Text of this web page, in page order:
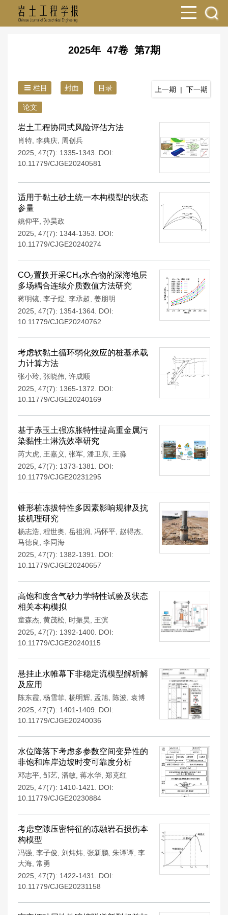
2025年 47卷 第7期
栏目 封面 目录 上一期 | 下一期
论文
岩土工程协同式风险评估方法
肖特 李典庆
周创兵
2025, 47(7): 1335-1343.
DOI:
10.11779/CJGE20240581
适用于黏土砂土统一本构模型的状态
参量
姚仰平 孙昊政
2025, 47(7): 1344-1353.
DOI:
10.11779/CJGE20240274
CO2置换开采CH 4水合物的深海地层
多场耦合连续介质数值方法研究
蒋明镜 李子煜 李承超
姜朋明
2025, 47(7): 1354-1364. DOI:
10.11779/CJGE20240762
考虑软黏土循环弱化效应的桩基承载
力计算方法
张小玲 张晓伟 许成顺
2025, 47(7): 1365-1372.
DOI:
10.11779/CJGE20240169
基于赤玉土强冻胀特性提高重金属污
染黏性土淋洗效率研究
芮大虎 王嘉义 张军 潘卫东 王淼
2025, 47(7): 1373-1381.
DOI:
10.11779/CJGE20231295
锥形桩冻拔特性多因素影响规律及抗
拔机理研究
杨志浩 程世奥 岳祖润 冯怀平 赵得杰
马德良
李同海
2025, 47(7): 1382-1391.
DOI:
10.11779/CJGE20240657
高饱和度含气砂力学特性试验及状态
相关本构模拟
童森杰 黄茂松 时振昊 王滨
2025, 47(7): 1392-1400. DOI:
10.11779/CJGE20240115
悬挂止水帷幕下非稳定流模型解析解
及应用
陈东霞 杨雪菲 杨明辉 孟旭 陈波
袁博
2025, 47(7): 1401-1409.
DOI:
10.11779/CJGE20240036
水位降落下考虑多参数空间变异性的
非饱和库岸边坡时变可靠度分析
邓志平 邹艺 潘敏 蒋水华 郑克红
2025, 47(7): 1410-1421.
DOI:
10.11779/CJGE20230884
考虑空隙压密特征的冻融岩石损伤本
构模型
冯强 李子俊 刘炜炜 张新鹏 朱谭谭 李
大海 常勇
2025, 47(7): 1422-1431.
DOI:
10.11779/CJGE20231158